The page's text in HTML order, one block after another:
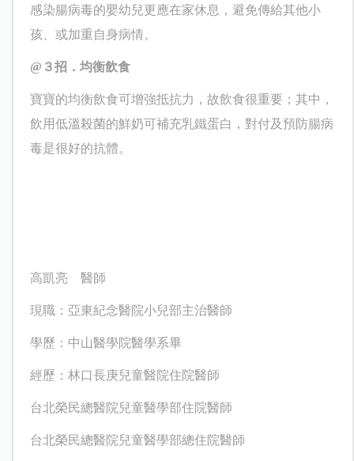
感染腸病毒的嬰幼兒更應在家休息，避免傳給其他小
孩、或加重自身病情。
@ ３招．均衡飲食
寶寶的均衡飲食可增強抵抗力，故飲食很重要；其中，
飲用低溫殺菌的鮮奶可補充乳鐵蛋白，對付及預防腸病
毒是很好的抗體。
高凱亮 醫師
現職：亞東紀念醫院小兒部主治醫師
學歷：中山醫學院醫學系畢
經歷：林口長庚兒童醫院住院醫師
台北榮民總醫院兒童醫學部住院醫師
台北榮民總醫院兒童醫學部總住院醫師